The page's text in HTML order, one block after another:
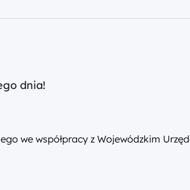
dnia!
we współpracy z Wojewódzkim